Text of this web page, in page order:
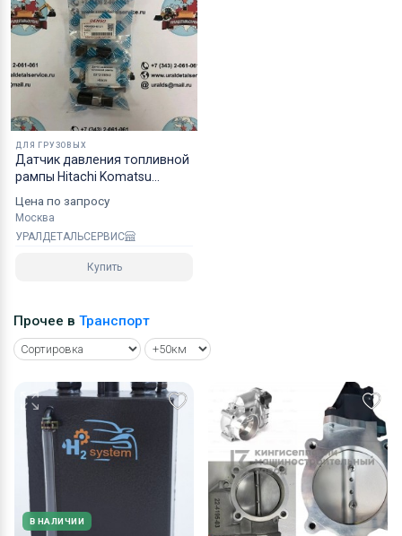
ДЛЯ ГРУЗОВЫХ
Датчик давления топливной
рампы Hitachi Komatsu
Цена по запросу
Москва
УРАЛДЕТАЛЬСЕРВИС
Купить
Прочее в Транспорт
В НАЛИЧИИ